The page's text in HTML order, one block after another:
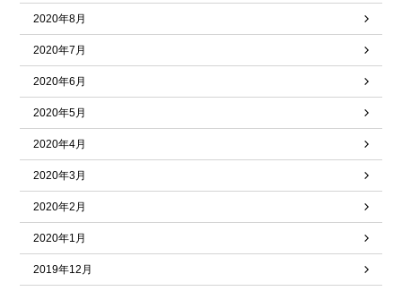
2020年8月
2020年7月
2020年6月
2020年5月
2020年4月
2020年3月
2020年2月
2020年1月
2019年12月